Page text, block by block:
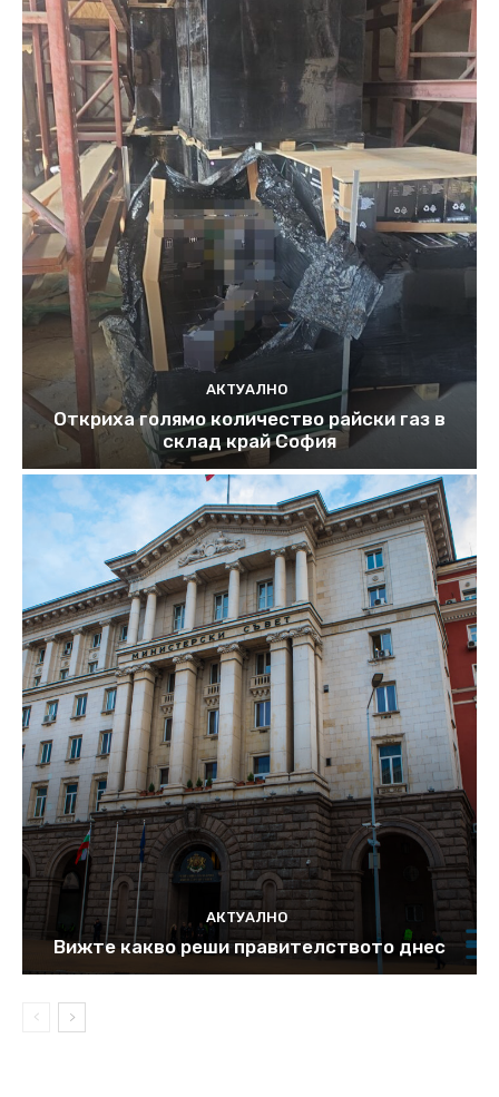
АКТУАЛНО
Откриха голямо количество райски газ в
склад край София
АКТУАЛНО
Вижте какво реши правителството днес